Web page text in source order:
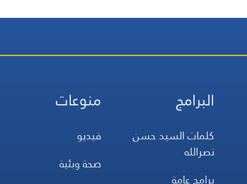
البرامج
كلمات السيد حسن
نصرالله
برامج عامة
منوعات
فيديو
صحة وبئية